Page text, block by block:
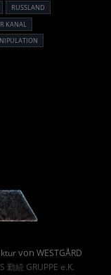
RUSSLAND
KANAL
von WESTGÅRD
勤続 GRUPPE e.K.